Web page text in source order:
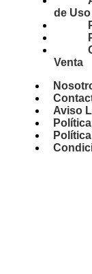
de Uso
Venta
Aviso